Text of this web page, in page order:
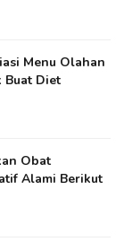
Menu Olahan
Buat Diet
Obat
Alami Berikut